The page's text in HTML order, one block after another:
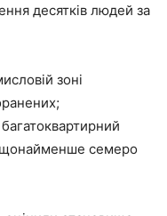
десятків людей за
зоні
семеро